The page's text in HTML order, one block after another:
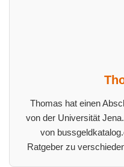
Thomas hat einen
von der Universität
von
Ratgeber zu